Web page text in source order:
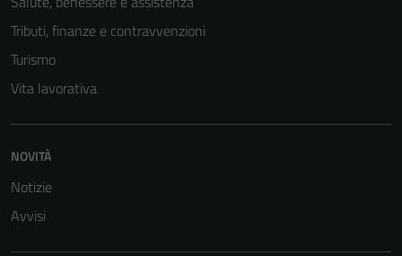
Tributi, finanze e contravvenzioni
Turismo
Vita lavorativa
NOVITÀ
Notizie
Avvisi